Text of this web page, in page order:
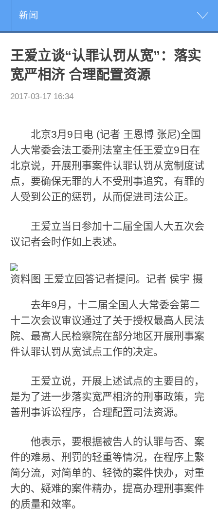
新闻
王爱立谈“认罪认罚从宽”：落实
宽严相济 合理配置资源
2017-03-17 16:34
北京3月9日电 (记者 王恩博 张尼)全国
人大常委会法工委刑法室主任王爱立9日在
北京说，开展刑事案件认罪认罚从宽制度试
点，要确保无罪的人不受刑事追究，有罪的
人受到公正的惩罚，从而促进司法公正。
王爱立当日参加十二届全国人大五次会
议记者会时作如上表述。
资料图 王爱立回答记者提问。记者 侯宇 摄
去年9月，十二届全国人大常委会第二
十二次会议审议通过了关于授权最高人民法
院、最高人民检察院在部分地区开展刑事案
件认罪认罚从宽试点工作的决定。
王爱立说，开展上述试点的主要目的，
是为了进一步落实宽严相济的刑事政策，完
善刑事诉讼程序，合理配置司法资源。
他表示，要根据被告人的认罪与否、案
件的难易、刑罚的轻重等情况，在程序上繁
简分流，对简单的、轻微的案件快办，对重
大的、疑难的案件精办，提高办理刑事案件
的质量和效率。